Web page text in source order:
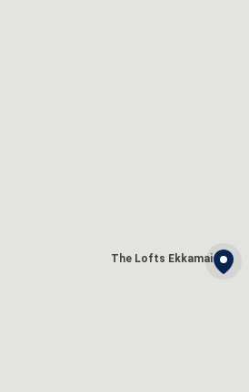
The Lofts Ekkamai